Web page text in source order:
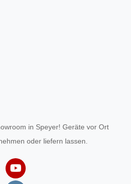
in Speyer! Geräte vor Ort
oder liefern lassen.